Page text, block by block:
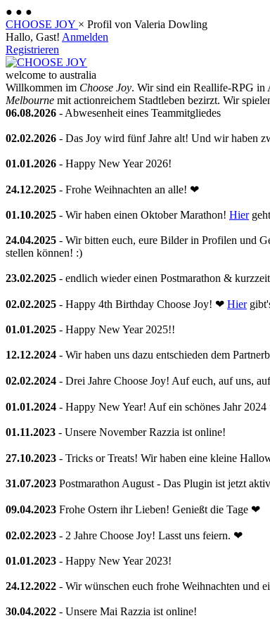
● ● ●
CHOOSE JOY × Profil von Valeria Dowling
Hallo, Gast! Anmelden
Registrieren
welcome to australia
Willkommen im Choose Joy. Wir sind ein Reallife-RPG in
Melbourne mit actionreichem Stadtleben bezirzt. Wir
06.08.2026 - Abwesenheit eines Teammitgliedes
02.02.2026 - Das Joy wird fünf Jahre alt! Und wir haben
01.01.2026 - Happy New Year 2026!
24.12.2025 - Frohe Weihnachten an alle! ❤
01.10.2025 - Wir haben einen Oktober Marathon! Hier
24.04.2025 - Wir bitten euch, eure Bilder in Profilen und
stellen können! :)
23.02.2025 - endlich wieder einen Postmarathon &
02.02.2025 - Happy 4th Birthday Choose Joy! ❤ Hier
01.01.2025 - Happy New Year 2025!!
12.12.2024 - Wir haben uns dazu entschieden dem
02.02.2024 - Drei Jahre Choose Joy! Auf euch, auf uns,
01.01.2024 - Happy New Year! Auf ein schönes Jahr
01.11.2023 - Unsere November Razzia ist online!
27.10.2023 - Tricks or Treats! Wir haben eine kleine
31.07.2023 Postmarathon August - Das Plugin ist jetzt
09.04.2023 Frohe Ostern ihr Lieben! Genießt die Tage ❤
02.02.2023 - 2 Jahre Choose Joy! Lasst uns feiern. ❤
01.01.2023 - Happy New Year 2023!
24.12.2022 - Wir wünschen euch frohe Weihnachten und
30.04.2022 - Unsere Mai Razzia ist online!